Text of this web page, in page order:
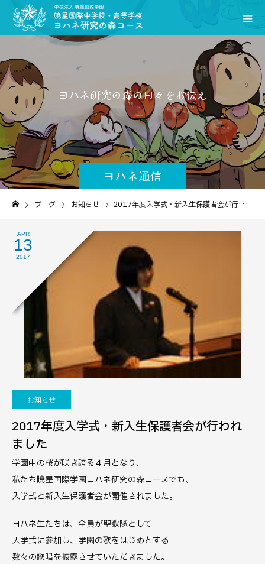
ヨハネ通信
ヨ ハネ研究の森の日々をお伝えしま す｡
ブログ お知らせ 2017年度入学式・新入生保護者会が行われました
APR
13
2017
お知らせ
2017年度入学式・新入生保護者会が行われ
ました
学園中の桜が咲き誇る４月となり、
私たち暁星国際学園ヨハネ研究の森コースでも、
入学式と新入生保護者会が開催されました。
ヨハネ生たちは、全員が聖歌隊として
入学式に参加し、学園の歌をはじめとする
数々の歌唱を披露させていただきました。